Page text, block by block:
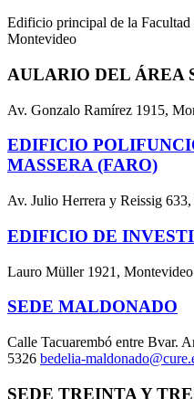
Edificio principal de la
Montevideo
AULARIO DEL ÁREA
Av. Gonzalo Ramírez 1915,
EDIFICIO
MASSERA (FARO)
Av. Julio Herrera y Reissig
EDIFICIO DE
Lauro Müller 1921, Montevideo
SEDE MALDONADO
Calle Tacuarembó entre Bvar.
5326 bedelia-
SEDE TREINTA Y